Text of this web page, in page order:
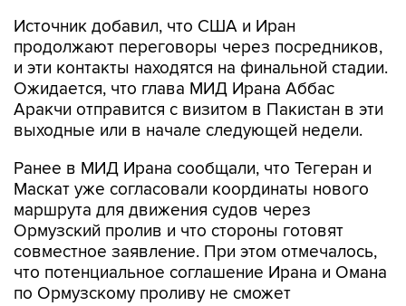
Источник добавил, что США и Иран
продолжают переговоры через посредников,
и эти контакты находятся на финальной стадии.
Ожидается, что глава МИД Ирана Аббас
Аракчи отправится с визитом в Пакистан в эти
выходные или в начале следующей недели.
Ранее в МИД Ирана сообщали, что Тегеран и
Маскат уже согласовали координаты нового
маршрута для движения судов через
Ормузский пролив и что стороны готовят
совместное заявление. При этом отмечалось,
что потенциальное соглашение Ирана и Омана
по Ормузскому проливу не сможет